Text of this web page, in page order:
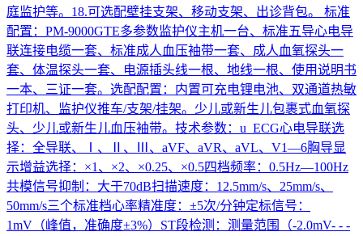
庭监护等。18.可选配壁挂支架、移动支架、出诊背包。 标准
配置：PM-9000GTE多参数监护仪主机一台、标准五导心电导
联连接电缆一套、标准成人血压袖带一套、成人血氧探头一
套、体温探头一套、电源插头线一根、地线一根、使用说明书
一本、三证一套。选配配置：内置可充电锂电池、双通道热敏
打印机、监护仪推车/支架/挂架。少儿或新生儿包裹式血氧探
头、少儿或新生儿血压袖带。技术参数：u ECG心电导联选
择：全导联、Ⅰ、Ⅱ、Ⅲ、aVF、aVR、aVL、V1—6胸导显
示增益选择：×1、×2、×0.25、×0.5四档频率：0.5Hz—100Hz
共模信号抑制：大于70dB扫描速度：12.5mm/s、25mm/s、
50mm/s三个标准档心率精准度：±5次/分钟定标信号：
1mV（峰值，准确度±3%）ST段检测：测量范围（-2.0mV- - -